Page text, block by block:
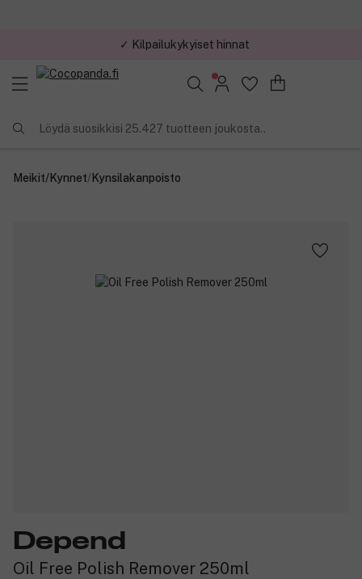
✓ Kilpailukykyiset hinnat
Löydä suosikkisi 25.427 tuotteen joukosta..
Meikit/Kynnet/Kynsilakanpoisto
Depend
Oil Free Polish Remover 250ml